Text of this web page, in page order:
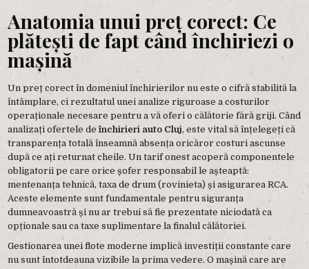
Anatomia unui preț corect: Ce
plătești de fapt când închiriezi o
mașină
Un preț corect în domeniul închirierilor nu este o cifră stabilită la
întâmplare, ci rezultatul unei analize riguroase a costurilor
operaționale necesare pentru a vă oferi o călătorie fără griji. Când
analizați ofertele deînchirieri auto Cluj, este vital să înțelegeți că
transparența totală înseamnă absența oricăror costuri ascunse
după ce ați returnat cheile. Un tarif onest acoperă componentele
obligatorii pe care orice șofer responsabil le așteaptă:
mentenanța tehnică, taxa de drum (rovinieta) și asigurarea RCA.
Aceste elemente sunt fundamentale pentru siguranța
dumneavoastră și nu ar trebui să fie prezentate niciodată ca
opționale sau ca taxe suplimentare la finalul călătoriei.
Gestionarea unei flote moderne implică investiții constante care
nu sunt întotdeauna vizibile la prima vedere. O mașină care are